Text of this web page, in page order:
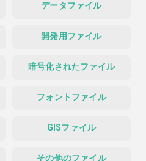
データファイル
開発用ファイル
暗号化されたファイル
フォントファイル
GISファイル
その他のファイル